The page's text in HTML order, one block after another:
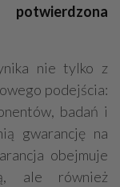
nie tylko z
podejścia:
badań i
gwarancję na
obejmuje
ale również